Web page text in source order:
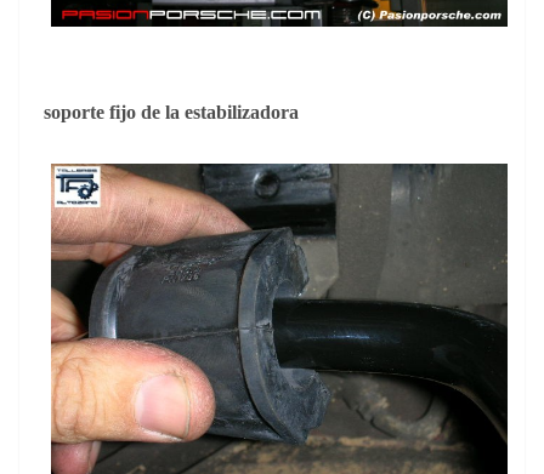
soporte fijo de la estabilizadora